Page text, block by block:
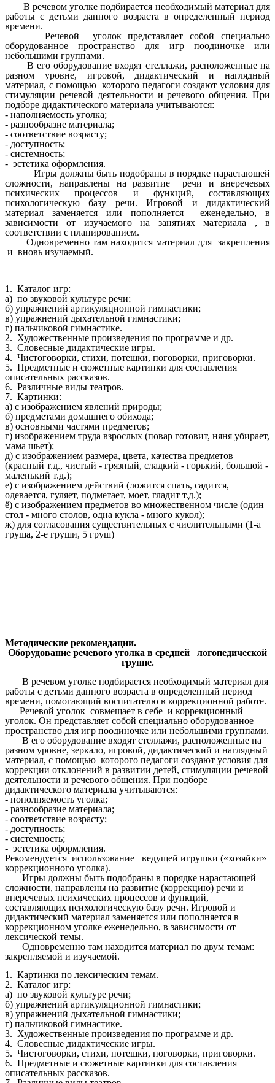
В речевом уголке подбирается необходимый материал для
работы с детьми данного возраста в определенный период
времени.
Речевой уголок представляет собой специально
оборудованное пространство для игр поодиночке или
небольшими группами.
В его оборудование входят стеллажи, расположенные на
разном уровне, игровой, дидактический и наглядный
материал, с помощью которого педагоги создают условия для
стимуляции речевой деятельности и речевого общения. При
подборе дидактического материала учитываются:
- наполняемость уголка;
- разнообразие материала;
- соответствие возрасту;
- доступность;
- системность;
- эстетика оформления.
Игры должны быть подобраны в порядке нарастающей
сложности, направлены на развитие речи и внеречевых
психических процессов и функций, составляющих
психологическую базу речи. Игровой и дидактический
материал заменяется или пополняется еженедельно, в
зависимости от изучаемого на занятиях материала , в
соответствии с планированием.
Одновременно там находится материал для закрепления
и вновь изучаемый.
1. Каталог игр:
а) по звуковой культуре речи;
б) упражнений артикуляционной гимнастики;
в) упражнений дыхательной гимнастики;
г) пальчиковой гимнастике.
2. Художественные произведения по программе и др.
3. Словесные дидактические игры.
4. Чистоговорки, стихи, потешки, поговорки, приговорки.
5. Предметные и сюжетные картинки для составления
описательных рассказов.
6. Различные виды театров.
7. Картинки:
а) с изображением явлений природы;
б) предметами домашнего обихода;
в) основными частями предметов;
г) изображением труда взрослых (повар готовит, няня убирает,
мама шьет);
д) с изображением размера, цвета, качества предметов
(красный т.д., чистый - грязный, сладкий - горький, большой -
маленький т.д.);
е) с изображением действий (ложится спать, садится,
одевается, гуляет, подметает, моет, гладит т.д.);
ё) с изображением предметов во множественном числе (один
стол - много столов, одна кукла - много кукол);
ж) для согласования существительных с числительными (1-а
груша, 2-е груши, 5 груш)
Методические рекомендации.
Оборудование речевого уголка в средней логопедической
группе.
В речевом уголке подбирается необходимый материал для
работы с детьми данного возраста в определенный период
времени, помогающий воспитателю в коррекционной работе.
Речевой уголок совмещает в себе и коррекционный
уголок. Он представляет собой специально оборудованное
пространство для игр поодиночке или небольшими группами.
В его оборудование входят стеллажи, расположенные на
разном уровне, зеркало, игровой, дидактический и наглядный
материал, с помощью которого педагоги создают условия для
коррекции отклонений в развитии детей, стимуляции речевой
деятельности и речевого общения. При подборе
дидактического материала учитываются:
- пополняемость уголка;
- разнообразие материала;
- соответствие возрасту;
- доступность;
- системность;
- эстетика оформления.
Рекомендуется использование ведущей игрушки («хозяйки»
коррекционного уголка).
Игры должны быть подобраны в порядке нарастающей
сложности, направлены на развитие (коррекцию) речи и
внеречевых психических процессов и функций,
составляющих психологическую базу речи. Игровой и
дидактический материал заменяется или пополняется в
коррекционном уголке еженедельно, в зависимости от
лексической темы.
Одновременно там находится материал по двум темам:
закрепляемой и изучаемой.
1. Картинки по лексическим темам.
2. Каталог игр:
а) по звуковой культуре речи;
б) упражнений артикуляционной гимнастики;
в) упражнений дыхательной гимнастики;
г) пальчиковой гимнастике.
3. Художественные произведения по программе и др.
4. Словесные дидактические игры.
5. Чистоговорки, стихи, потешки, поговорки, приговорки.
6. Предметные и сюжетные картинки для составления
описательных рассказов.